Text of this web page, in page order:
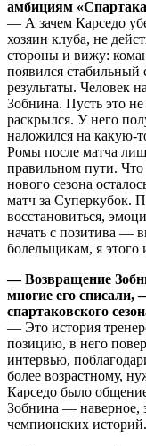
амбициям
— А зачем Карседо
хозяин клуба, не
стороны и вижу:
появился стабильный
результаты. Человек
Зобнина. Пусть это
раскрылся. У него
наложился на какую-
Ромы после матча
правильном пути.
нового сезона
матч за Суперкубок.
восстановиться,
начать с позитива —
болельщикам, я этого
— Возвращение
многие его списали,
спартаковского
— Это история
позицию, в него
интервью,
более возрастному,
Карседо было
Зобнина — наверное,
чемпионских